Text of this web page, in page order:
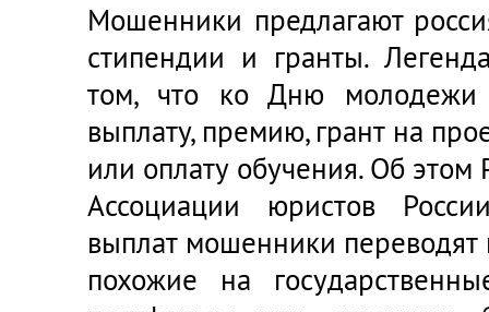
Мошенники предлагают
стипендии и гранты.
том, что ко Дню молодежи
выплату, премию, грант на
или оплату обучения. Об этом
Ассоциации юристов
выплат мошенники
похожие на